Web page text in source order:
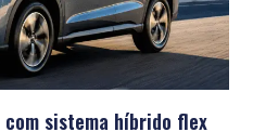
com sistema híbrido flex